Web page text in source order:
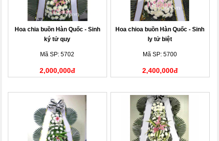
Hoa chia buồn Hàn Quốc - Sinh
ký tử quy
Mã SP: 5702
2,000,000đ
Hoa chioa buồn Hàn Quốc - Sinh
ly tử biệt
Mã SP: 5700
2,400,000đ